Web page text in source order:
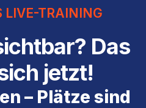
LIVE-TRAINING
Das
jetzt!
– Plätze sind